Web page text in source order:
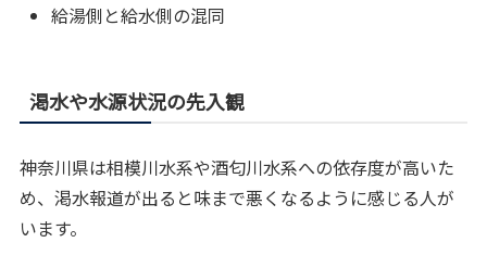
給湯側と給水側の混同
渇水や水源状況の先入観
神奈川県は相模川水系や酒匂川水系への依存度が高いた
め、渇水報道が出ると味まで悪くなるように感じる人が
います。